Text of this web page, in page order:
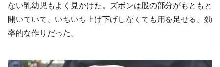
ない乳幼児もよく見かけた。ズボンは股の部分がもともと
開いていて、いちいち上げ下げしなくても用を足せる、効
率的な作りだった。